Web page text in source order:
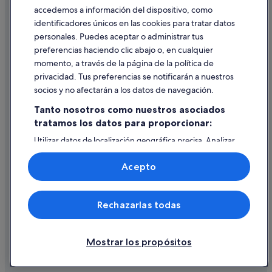
Casas rurales en Alboraya
Apartamentos en Alboraya
Hoteles cerca de Estación de metro de Alboraya-Peris Aragó
Hoteles boutique en Alboraya
Pensiones en Alboraya
Independent hoteles en Alboraya
Campings de caravanas en Alboraya
Ayuda
Cancelar un vuelo
Cancelar una reserva de hotel o de un alquiler vacacional
Utilizar un cupón de Expedia
Documentos para viajes internacionales
© 2026 Expedia, Inc., una empresa de Expedia Group. Todos los
derechos reservados. Expedia y el logotipo de Expedia son marcas
comerciales o marcas comerciales registradas de Expedia, Inc.
accedemos a información del dispositivo, como
identificadores únicos en las cookies para tratar datos
personales. Puedes aceptar o administrar tus
preferencias haciendo clic abajo o, en cualquier
momento, a través de la página de la política de
privacidad. Tus preferencias se notificarán a nuestros
socios y no afectarán a los datos de navegación.
Tanto nosotros como nuestros asociados
tratamos los datos para proporcionar:
Utilizar datos de localización geográfica precisa. Analizar
activamente las características del dispositivo para su
identificación. Almacenar la información en un dispositivo
y/o acceder a ella. Publicidad y contenido personalizados,
medición de publicidad y contenido, investigación de
audiencia y desarrollo de servicios.
Lista de asociados (proveedores)
Mostrar los propósitos
Rechazarlas todas
Acepto